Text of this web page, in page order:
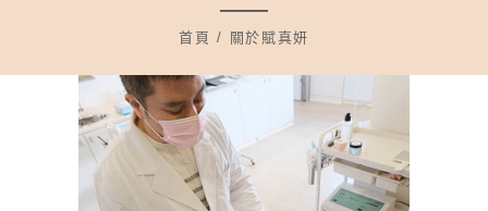
首頁 / 關於賦真妍